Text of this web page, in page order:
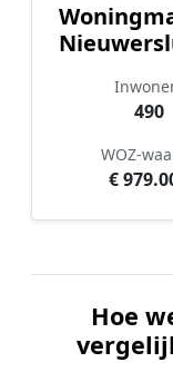
490
WOZ-
€
Hoe